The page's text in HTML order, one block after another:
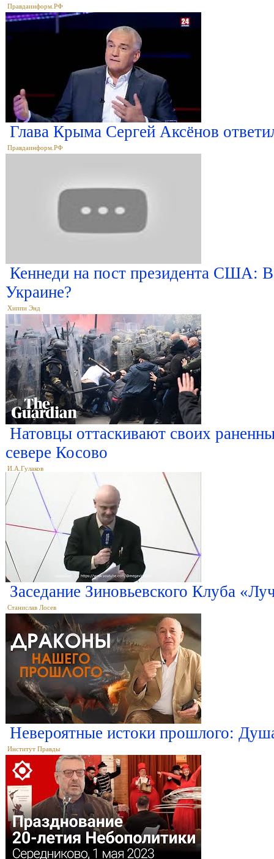
Правдаинформ.РФ
Глава Крыма Сергей Аксёнов
Правдаинформ.РФ
Кеннеди на пост президента США:
Украине?
Хиппи Энд
Натовцы оттаскивают своих
севере Косово
И.А.Гулаков
Заседание Зиновьевского Клуба
Станислав Лосев
Невероятные истоки прошлого:
Институт Правды